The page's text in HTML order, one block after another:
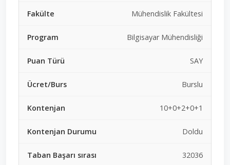
Mühendislik Fakültesi
Bilgisayar Mühendisliği
SAY
Burslu
10+0+2+0+1
Doldu
32036